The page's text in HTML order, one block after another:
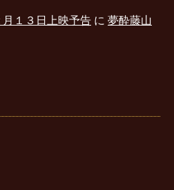
１３日上映予告 に 夢酔藤山